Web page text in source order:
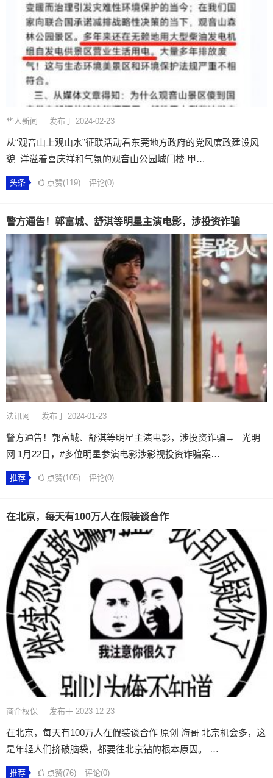
华人新闻 发布于 2024-02-23
从“观音山上观山水”征联活动看东莞地方政府的党风廉政建设风
貌 ​​​ 洋溢着喜庆祥和气氛的观音山公园城门楼 甲…
头条 点赞(119) 评论(0)
警方通告！郭富城、舒淇等明星主演电影，涉投资诈骗
法讯网 发布于 2024-01-23
警方通告！郭富城、舒淇等明星主演电影，涉投资诈骗→ 光明
网 1月22日，#多位明星参演电影涉影视投资诈骗案…
推荐 点赞(105) 评论(0)
在北京，每天有100万人在假装谈合作
商企权保 发布于 2023-12-23
在北京，每天有100万人在假装谈合作 原创 海哥 北京机会多，这
是年轻人们挤破脑袋，都要往北京钻的根本原因。 …
推荐 点赞(76) 评论(0)